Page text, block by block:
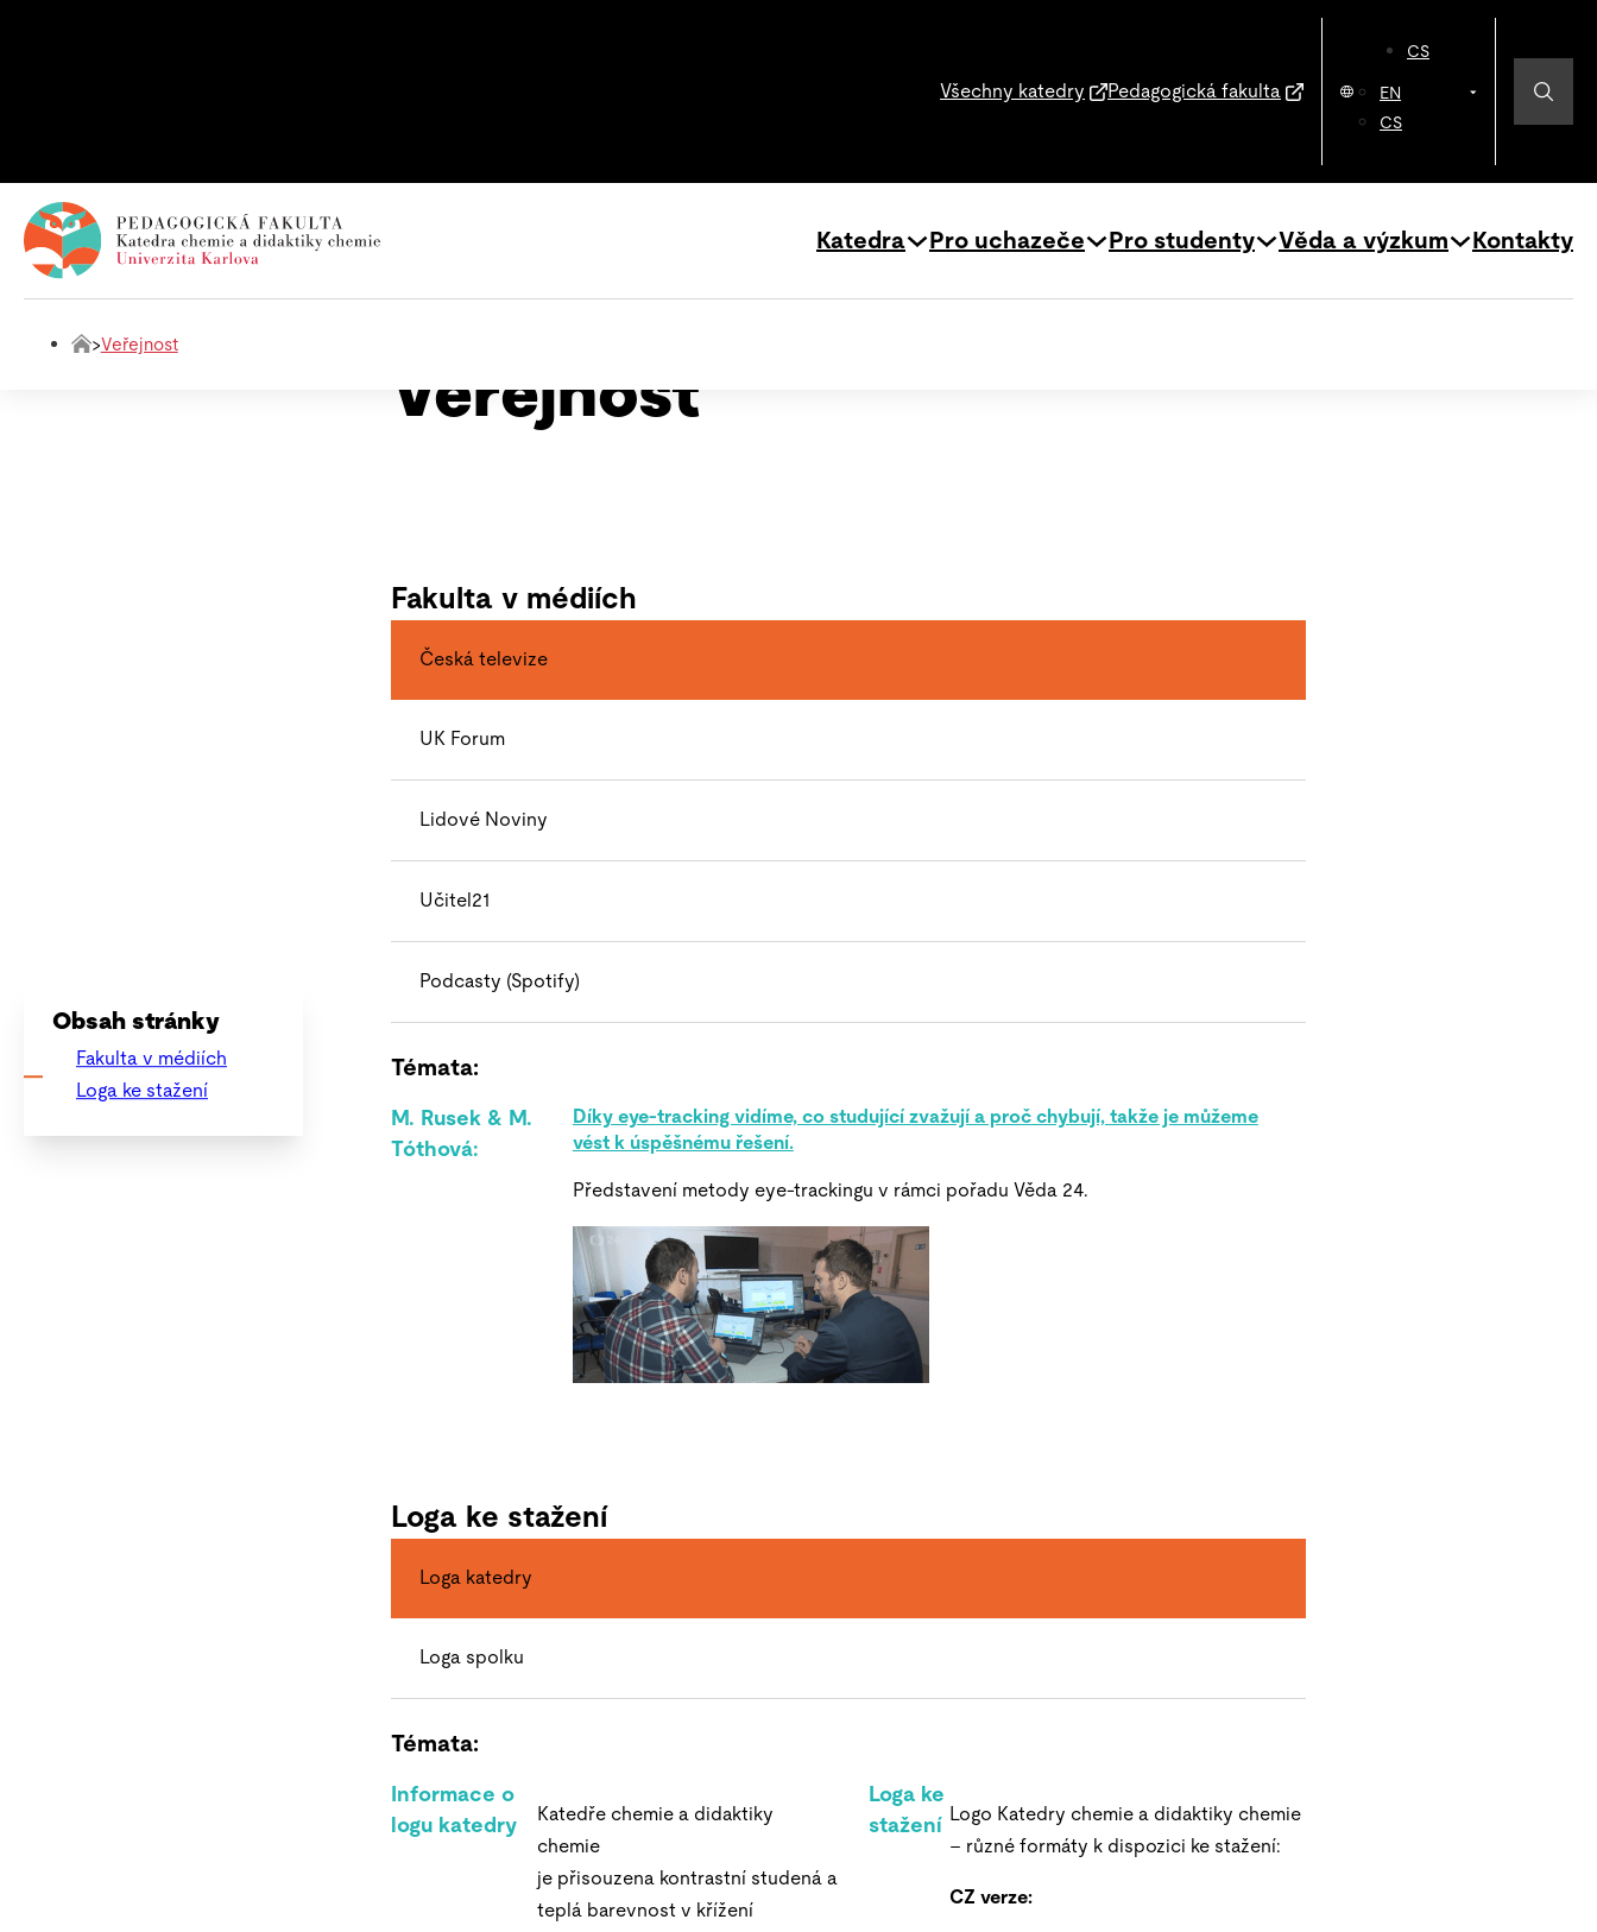
Všechny katedry Pedagogická fakulta
CS
EN
CS
Katedra Pro uchazeče Pro studenty Věda a výzkum Kontakty
>Veřejnost
Obsah stránky
Fakulta v médiích
Loga ke stažení
Veřejnost
Fakulta v médiích
Česká televize
UK Forum
Lidové Noviny
Učitel21
Podcasty (Spotify)
Témata:
M. Rusek & M.
Tóthová:
Díky eye-tracking vidíme, co studující zvažují a proč chybují, takže je můžeme
vést k úspěšnému řešení.
Představení metody eye-trackingu v rámci pořadu Věda 24.
Loga ke stažení
Loga katedry
Loga spolku
Témata:
Informace o
logu katedry
Katedře chemie a didaktiky
chemie
je přisouzena kontrastní studená a
teplá barevnost v křížení
Loga ke
stažení
Logo Katedry chemie a didaktiky chemie
– různé formáty k dispozici ke stažení:
CZ verze: